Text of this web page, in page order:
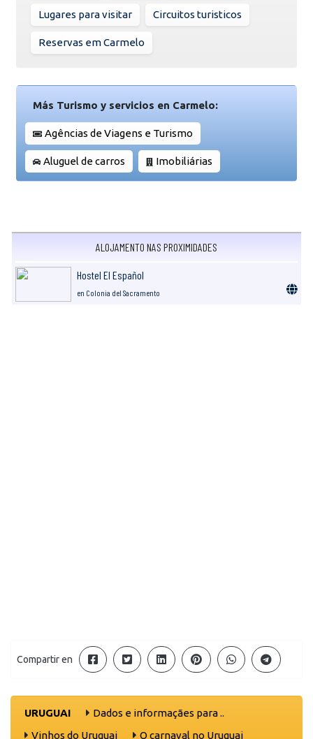
Lugares para visitar Circuitos turisticos
Reservas em Carmelo
Más Turismo y servicios en Carmelo:
Agências de Viagens e Turismo
Aluguel de carros Imobiliárias
ALOJAMENTO NAS PROXIMIDADES
Hostel El Español
en Colonia del Sacramento
Compartir en
URUGUAI
Dados e informaçães para ..
Vinhos do Uruguai
O carnaval no Uruguai